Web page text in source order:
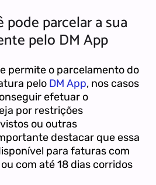
pode parcelar a sua
pelo DM App
permite o parcelamento do
pelo DM App, nos casos
efetuar o
por restrições
ou outras
destacar que essa
para faturas com
com até 18 dias corridos